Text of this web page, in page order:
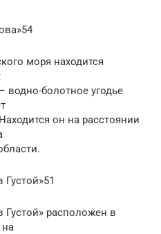
моря находится
водно-болотное угодье
он на расстоянии
расположен в